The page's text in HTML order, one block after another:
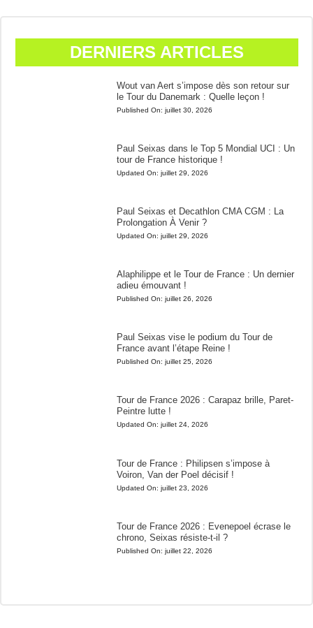
DERNIERS ARTICLES
Wout van Aert s’impose dès son retour sur
le Tour du Danemark : Quelle leçon !
Published On: juillet 30, 2026
Paul Seixas dans le Top 5 Mondial UCI : Un
tour de France historique !
Updated On: juillet 29, 2026
Paul Seixas et Decathlon CMA CGM : La
Prolongation À Venir ?
Updated On: juillet 29, 2026
Alaphilippe et le Tour de France : Un dernier
adieu émouvant !
Published On: juillet 26, 2026
Paul Seixas vise le podium du Tour de
France avant l’étape Reine !
Published On: juillet 25, 2026
Tour de France 2026 : Carapaz brille, Paret-
Peintre lutte !
Updated On: juillet 24, 2026
Tour de France : Philipsen s’impose à
Voiron, Van der Poel décisif !
Updated On: juillet 23, 2026
Tour de France 2026 : Evenepoel écrase le
chrono, Seixas résiste-t-il ?
Published On: juillet 22, 2026